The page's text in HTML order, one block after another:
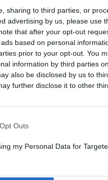
sharing to third parties, or
advertising by us, please use
that after your opt-out
based on personal
prior to your opt-out. You
information by third parties
also be disclosed by us to
further disclose it to other
Outs
my Personal Data for